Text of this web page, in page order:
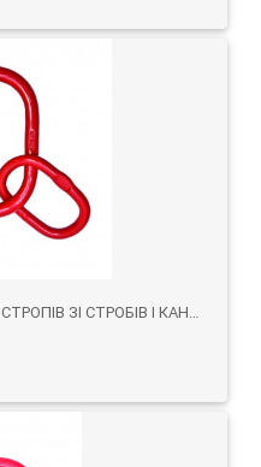
ГОЛОВНА ЛАНКА В ЗБІРІ (ДЛЯ СТРОПІВ ЗІ СТРОБІВ І КАНАТІВ) KLOL CL.